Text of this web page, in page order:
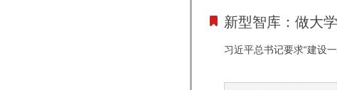
新型智库：做大
习近平总书记要求“建设